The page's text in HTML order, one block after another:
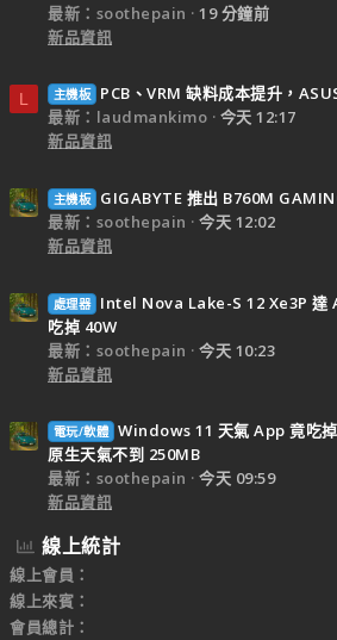
最新：soothepain
19 分鐘前
新品資訊
L 主機板
PCB、VRM 缺料成本提升，
最新：laudmankimo
今天 12:17
新品資訊
主機板
GIGABYTE 推出 B760M
最新：soothepain
今天 12:02
新品資訊
處理器
Intel Nova Lake-S 12 Xe3P 達
吃掉 40W
最新：soothepain
今天 10:23
新品資訊
電玩/軟體 Windows 11 天氣 App 竟吃
原生天氣不到 250MB
最新：soothepain
今天 09:59
新品資訊
線上統計
線上會員
線上來賓
會員總計